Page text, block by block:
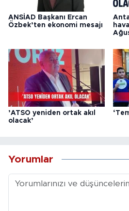
ANSİAD Başkanı Ercan
Özbek’ten ekonomi mesajı
’ATSO yeniden ortak akıl
olacak’
Yorumlar